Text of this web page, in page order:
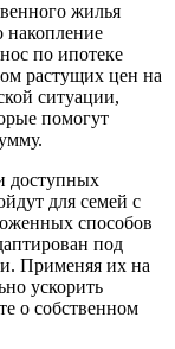
жилья
накопление
по ипотеке
растущих цен на
ситуации,
помогут
доступных
для семей с
способов
под
Применяя их на
ускорить
о собственном